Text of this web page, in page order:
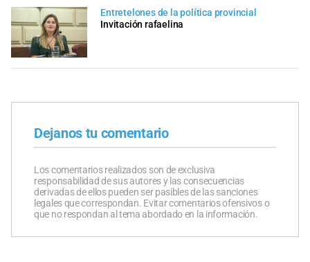
Entretelones de la política provincial
Invitación rafaelina
Dejanos tu comentario
Los comentarios realizados son de exclusiva
responsabilidad de sus autores y las consecuencias
derivadas de ellos pueden ser pasibles de las sanciones
legales que correspondan. Evitar comentarios ofensivos o
que no respondan al tema abordado en la información.